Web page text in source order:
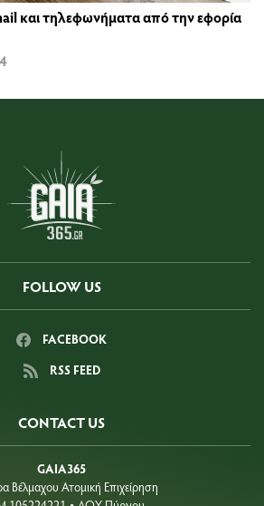
και τηλεφωνήματα από την εφορία
FOLLOW US
FACEBOOK
RSS FEED
CONTACT US
GAIA365
Βέλμαχου Ατομική Επιχείρηση